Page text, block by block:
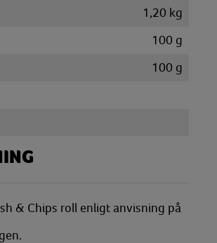
1,20 kg
100 g
100 g
& Chips roll enligt anvisning på